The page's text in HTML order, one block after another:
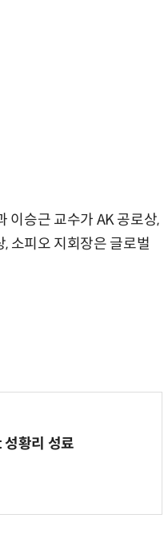
이승근 교수가 AK 공로상,
소피오 지회장은 글로벌
황리 성료